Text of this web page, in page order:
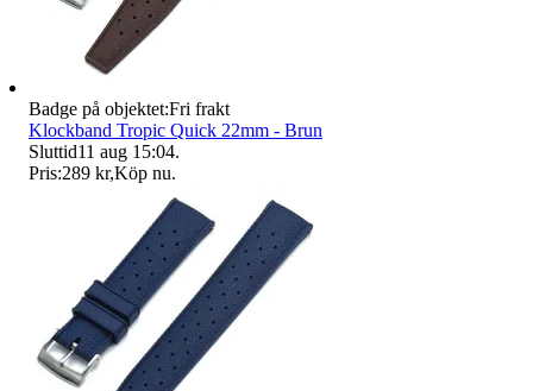
Badge på objektet:Fri frakt
Klockband Tropic Quick 22mm - Brun
Sluttid11 aug 15:04.
Pris:289 kr,Köp nu.